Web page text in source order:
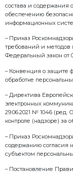
персональных
– Трудовой
«Защита
–
Совета
обработке